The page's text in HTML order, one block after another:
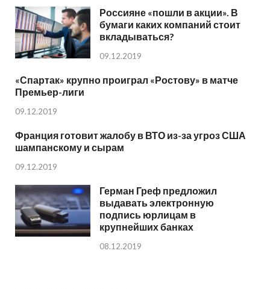
Россияне «пошли в акции». В
бумаги каких компаний стоит
вкладываться?
09.12.2019
«Спартак» крупно проиграл «Ростову» в матче
Премьер-лиги
09.12.2019
Франция готовит жалобу в ВТО из-за угроз США
шампанскому и сырам
09.12.2019
Герман Греф предложил
выдавать электронную
подпись юрлицам в
крупнейших банках
08.12.2019